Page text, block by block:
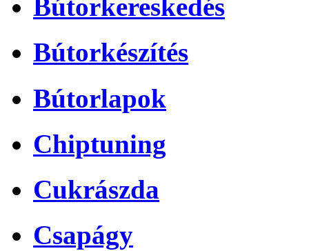
Bútorkereskedés
Bútorkészítés
Bútorlapok
Chiptuning
Cukrászda
Csapágy